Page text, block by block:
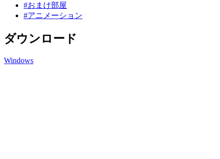
#おまけ部屋
#アニメーション
ダウンロード
Windows